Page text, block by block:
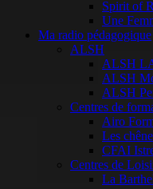
Spirit of
Une
Ma radio pédagogique
ALSH
ALSH
ALSH
ALSH
Centres de
Airo
Les
CFAI
Centres de
La